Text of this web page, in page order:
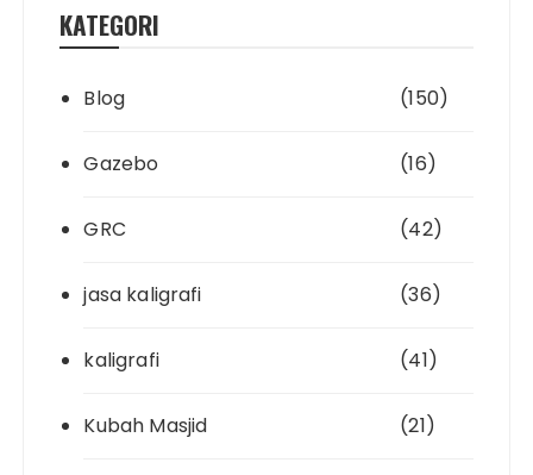
KATEGORI
Blog (150)
Gazebo (16)
GRC (42)
jasa kaligrafi (36)
kaligrafi (41)
Kubah Masjid (21)